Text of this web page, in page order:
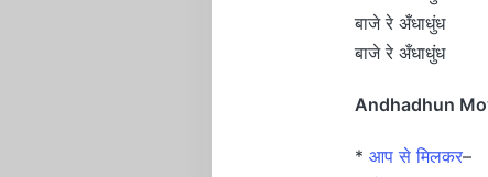
बाजे रे अँधाधुंध
बाजे रे अँधाधुंध
Andhadhun
* आप से मिलकर–